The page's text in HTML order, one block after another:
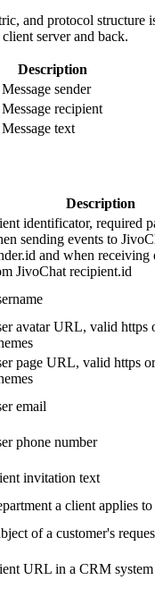
and protocol structure
server and back.
Description
Message sender
Message recipient
Message text
Description
identificator, required
sending events to
and when receiving
JivoChat recipient.id
avatar URL, valid https
page URL, valid https
email
phone number
invitation text
a client applies to
of a customer's
URL in a CRM system